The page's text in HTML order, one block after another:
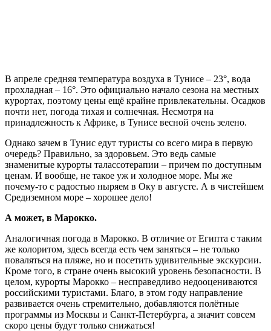
В апреле средняя температура воздуха в Тунисе – 23°, вода
прохладная – 16°. Это официально начало сезона на местных
курортах, поэтому цены ещё крайне привлекательны. Осадков
почти нет, погода тихая и солнечная. Несмотря на
принадлежность к Африке, в Тунисе весной очень зелено.
Однако зачем в Тунис едут туристы со всего мира в первую
очередь? Правильно, за здоровьем. Это ведь самые
знаменитые курорты талассотерапии – причем по доступным
ценам. И вообще, не такое уж и холодное море. Мы же
почему-то с радостью ныряем в Оку в августе. А в чистейшем
Средиземном море – хорошее дело!
А может, в Марокко.
Аналогичная погода в Марокко. В отличие от Египта с таким
же колоритом, здесь всегда есть чем заняться – не только
поваляться на пляже, но и посетить удивительные экскурсии.
Кроме того, в стране очень высокий уровень безопасности. В
целом, курорты Марокко – несправедливо недооцениваются
российскими туристами. Благо, в этом году направление
развивается очень стремительно, добавляются полётные
программы из Москвы и Санкт-Петербурга, а значит совсем
скоро цены будут только снижаться!